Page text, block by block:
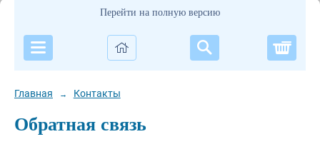
Перейти на полную версию
Главная → Контакты
Обратная связь